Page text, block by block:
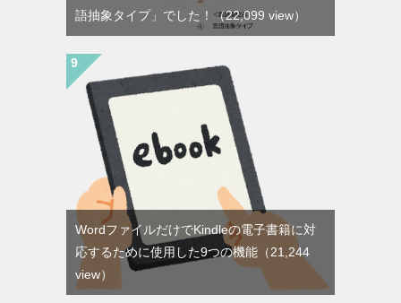
語抽象タイプ」でした！ （22,099 view）
WordファイルだけでKindleの電子書籍に対
応するために使用した9つの機能 （21,244
view）